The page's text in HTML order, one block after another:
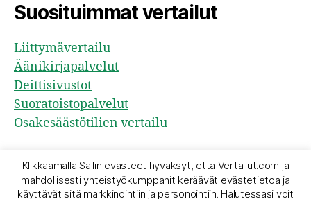
Suosituimmat vertailut
Liittymävertailu
Äänikirjapalvelut
Deittisivustot
Suoratoistopalvelut
Osakesäästötilien vertailu
© 2026Vertailut.com Ylös↑
Klikkaamalla Sallin evästeet hyväksyt, että Vertailut.com ja
mahdollisesti yhteistyökumppanit keräävät evästetietoa ja
käyttävät sitä markkinointiin ja personointiin. Halutessasi voit